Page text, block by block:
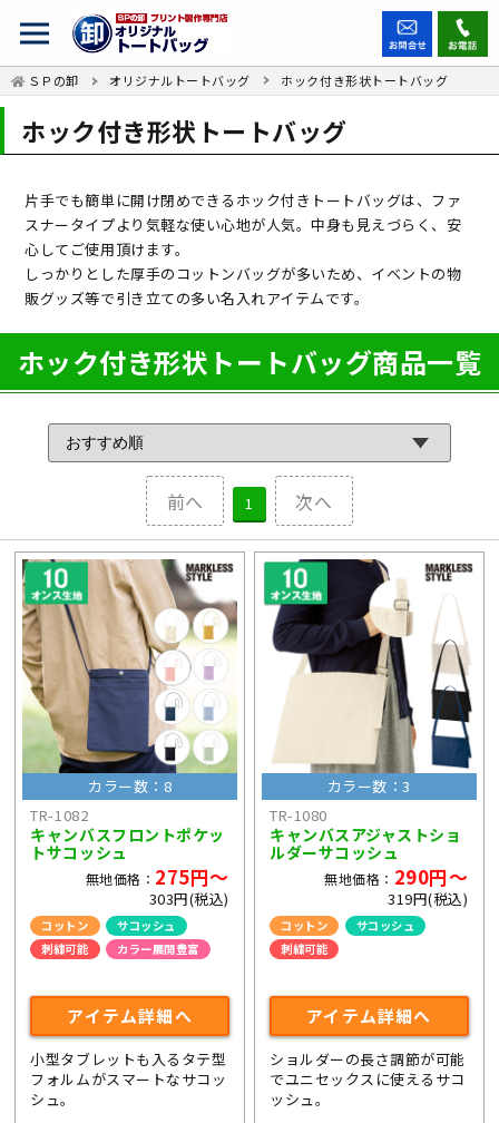
ＳＰの卸 オリジナルトートバッグ ホック付き形状トートバッグ
ホック付き形状トートバッグ
片手でも簡単に開け閉めできるホック付きトートバッグは、ファ
スナータイプより気軽な使い心地が人気。中身も見えづらく、安
心してご使用頂けます。
しっかりとした厚手のコットンバッグが多いため、イベントの物
販グッズ等で引き立ての多い名入れアイテムです。
ホック付き形状トートバッグ商品一覧
前へ 1 次へ
カラー数：8
TR-1082
キャンバスフロントポケッ
トサコッシュ
無地価格： 275円～
303円(税込)
コットン
サコッシュ
刺繍可能
カラー展開豊富
アイテム詳細へ
小型タブレットも入るタテ型
フォルムがスマートなサコッ
シュ。
カラー数：3
TR-1080
キャンバスアジャストショ
ルダーサコッシュ
無地価格： 290円～
319円(税込)
コットン
サコッシュ
刺繍可能
アイテム詳細へ
ショルダーの長さ調節が可能
でユニセックスに使えるサコ
ッシュ。